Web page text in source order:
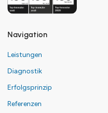
Navigation
Leistungen
Diagnostik
Erfolgsprinzip
Referenzen